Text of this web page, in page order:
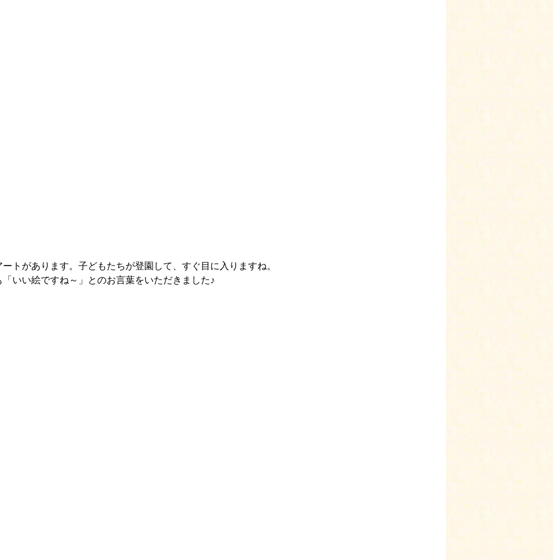
トがあります。子どもたちが登園して、すぐ目に入りますね。
いい絵ですね～」とのお言葉をいただきました♪